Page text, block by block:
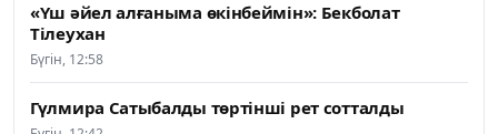
«Үш әйел алғаныма өкінбеймін»: Бекболат
Тілеухан
Бүгін, 12:58
Гүлмира Сатыбалды төртінші рет сотталды